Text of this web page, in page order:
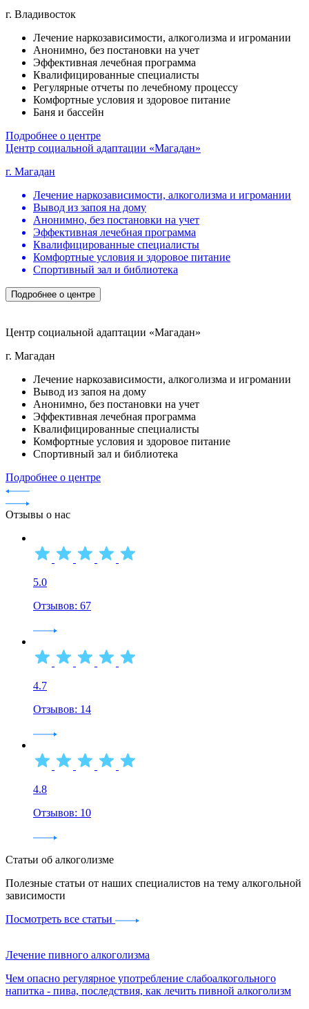
г. Владивосток
Лечение наркозависимости, алкоголизма и игромании
Анонимно, без постановки на учет
Эффективная лечебная программа
Квалифицированные специалисты
Регулярные отчеты по лечебному процессу
Комфортные условия и здоровое питание
Баня и бассейн
Подробнее о центре
Центр социальной адаптации «Магадан»
г. Магадан
Лечение наркозависимости, алкоголизма и игромании
Вывод из запоя на дому
Анонимно, без постановки на учет
Эффективная лечебная программа
Квалифицированные специалисты
Комфортные условия и здоровое питание
Спортивный зал и библиотека
Подробнее о центре
Центр социальной адаптации «Магадан»
г. Магадан
Лечение наркозависимости, алкоголизма и игромании
Вывод из запоя на дому
Анонимно, без постановки на учет
Эффективная лечебная программа
Квалифицированные специалисты
Комфортные условия и здоровое питание
Спортивный зал и библиотека
Подробнее о центре
Отзывы о нас
5.0
Отзывов: 67
4.7
Отзывов: 14
4.8
Отзывов: 10
Статьи об алкоголизме
Полезные статьи от наших специалистов на тему алкогольной
зависимости
Посмотреть все статьи
Лечение пивного алкоголизма
Чем опасно регулярное употребление слабоалкогольного
напитка - пива, последствия, как лечить пивной алкоголизм